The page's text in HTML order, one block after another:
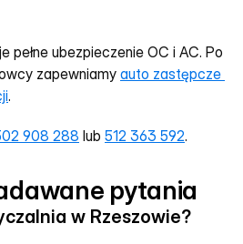
pełne ubezpieczenie OC i AC. Po
zapewniamy auto zastępcze
.
908 288 lub 512 363 592.
pytania
w Rzeszowie?